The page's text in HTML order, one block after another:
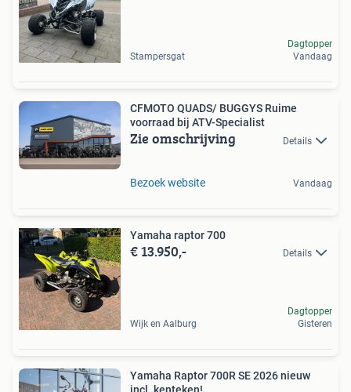
Stampersgat
Dagtopper
Vandaag
CFMOTO QUADS/ BUGGYS Ruime
voorraad bij ATV-Specialist
Zie omschrijving Details
Bezoek website Vandaag
Yamaha raptor 700
€ 13.950,- Details
Wijk en Aalburg
Dagtopper
Gisteren
Yamaha Raptor 700R SE 2026 nieuw
incl. kenteken!